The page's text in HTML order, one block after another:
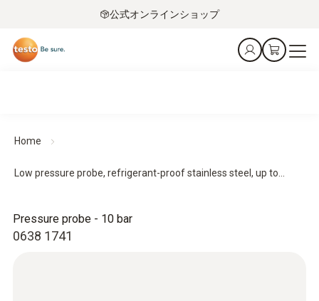
公式オンラインショップ
Home
Low pressure probe, refrigerant-proof stainless steel, up to...
0638 1741
Pressure probe - 10 bar